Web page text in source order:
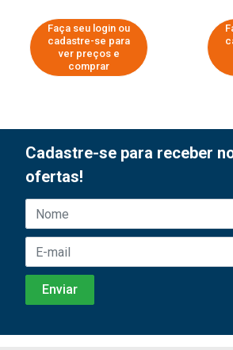
Faça seu login ou
cadastre-se para
ver preços e
comprar
Cadastre-se para receber
ofertas!